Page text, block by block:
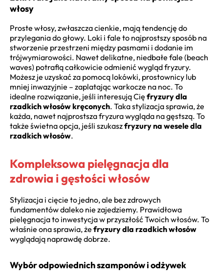
włosy
Proste włosy, zwłaszcza cienkie, mają tendencję do
przylegania do głowy. Loki i fale to najprostszy sposób na
stworzenie przestrzeni między pasmami i dodanie im
trójwymiarowości. Nawet delikatne, niedbałe fale (beach
waves) potrafią całkowicie odmienić wygląd fryzury.
Możesz je uzyskać za pomocą lokówki, prostownicy lub
mniej inwazyjnie – zaplatając warkocze na noc. To
idealne rozwiązanie, jeśli interesują Cię fryzury dla
rzadkich włosów kręconych. Taka stylizacja sprawia, że
każda, nawet najprostsza fryzura wygląda na gęstszą. To
także świetna opcja, jeśli szukaszfryzury na wesele dla
rzadkich włosów.
Kompleksowa pielęgnacja dla
zdrowia i gęstości włosów
Stylizacja i cięcie to jedno, ale bez zdrowych
fundamentów daleko nie zajedziemy. Prawidłowa
pielęgnacja to inwestycja w przyszłość Twoich włosów. To
właśnie ona sprawia, że fryzury dla rzadkich włosów
wyglądają naprawdę dobrze.
Wybór odpowiednich szamponów i odżywek